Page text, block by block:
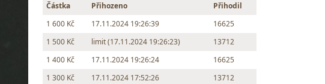
Částka Přihozeno
Přihodil
1 600 Kč
17.11.2024 19:26:39
16625
1 500 Kč
limit (17.11.2024 19:26:23)
13712
1 400 Kč
17.11.2024 19:26:24
16625
1 300 Kč
17.11.2024 17:52:26
13712